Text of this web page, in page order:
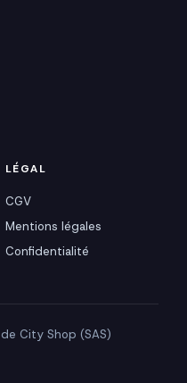
LÉGAL
CGV
Mentions légales
Confidentialité
City Shop (SAS)